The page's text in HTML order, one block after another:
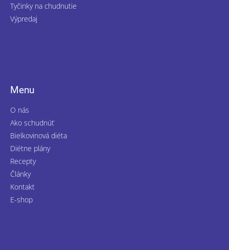
Tyčinky na chudnutie
Výpredaj
Menu
O nás
Ako schudnúť
Bielkovinová diéta
Diétne plány
Recepty
Články
Kontakt
E-shop